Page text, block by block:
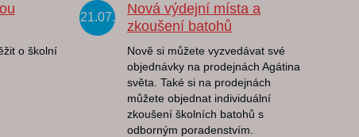
o školní
21.07.
Nová výdejní místa a
zkoušení batohů
Nově si můžete vyzvedávat své
objednávky na prodejnách Agátina
světa. Také si na prodejnách
můžete objednat individuální
zkoušení školních batohů s
odborným poradenstvím.